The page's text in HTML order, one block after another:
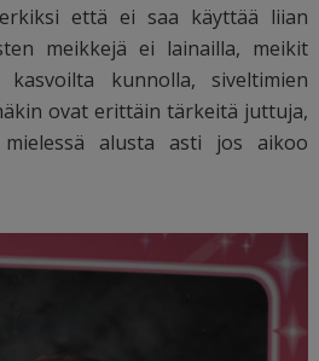
että ei saa käyttää liian
meikkejä ei lainailla, meikit
kunnolla, siveltimien
ovat erittäin tärkeitä juttuja,
alusta asti jos aikoo